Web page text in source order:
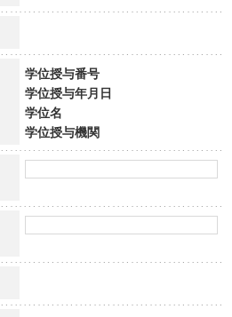
学位授与番号
学位授与年月日
学位名
学位授与機関